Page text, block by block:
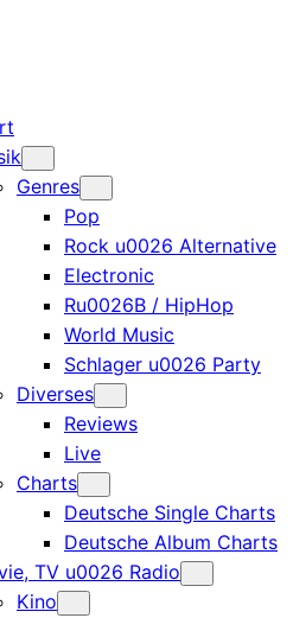
Genres
Pop
Rock u0026 Alternative
Electronic
Ru0026B / HipHop
World Music
Schlager u0026 Party
Diverses
Reviews
Live
Charts
Deutsche Single Charts
Deutsche Album Charts
TV u0026 Radio
Kino